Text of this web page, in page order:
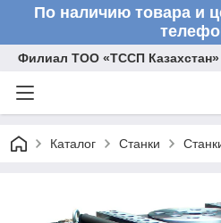
По наличию товара и
Филиал ТОО «ТССП Казахстан»
Каталог Станки